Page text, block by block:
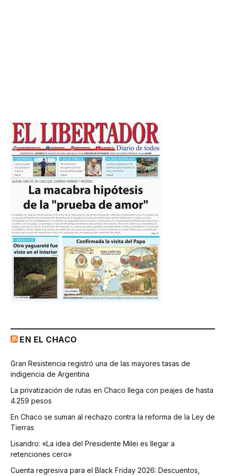
EN EL CHACO
Gran Resistencia registró una de las mayores tasas de
indigencia de Argentina
La privatización de rutas en Chaco llega con peajes de hasta
4.259 pesos
En Chaco se suman al rechazo contra la reforma de la Ley de
Tierras
Lisandro: «La idea del Presidente Milei es llegar a
retenciones cero»
Cuenta regresiva para el Black Friday 2026: Descuentos,